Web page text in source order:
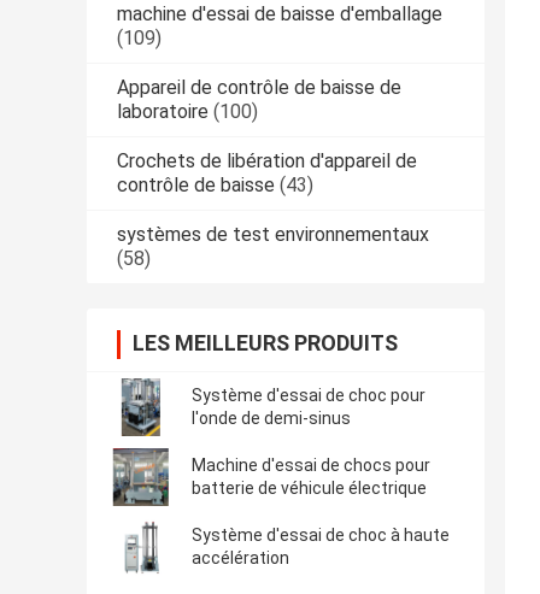
machine d'essai de baisse d'emballage
(109)
Appareil de contrôle de baisse de
laboratoire (100)
Crochets de libération d'appareil de
contrôle de baisse (43)
systèmes de test environnementaux
(58)
LES MEILLEURS PRODUITS
Système d'essai de choc pour
l'onde de demi-sinus
Machine d'essai de chocs pour
batterie de véhicule électrique
Système d'essai de choc à haute
accélération